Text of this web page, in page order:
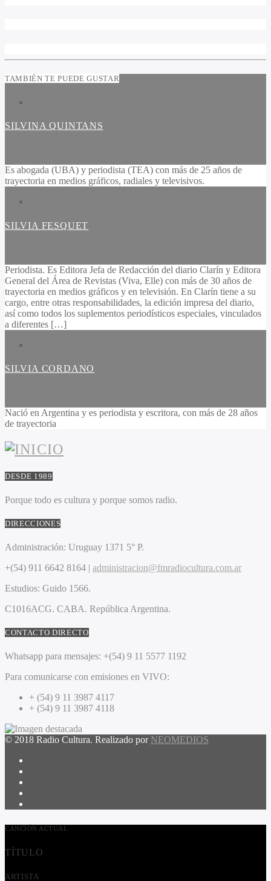
TAMBIÉN TE PUEDE GUSTAR
SILVINA QUINTANS
Es abogada (UBA) y periodista (TEA) con más de 25 años de
trayectoria en medios gráficos, radiales y televisivos.
SILVIA FESQUET
Periodista. Es Editora Jefa de Redacción del diario Clarín y Editora
General del Área de Revistas (Viva, Elle) con más de 30 años de
trayectoria en medios gráficos y en televisión. En Clarín tiene a su
cargo, entre otras responsabilidades, la edición impresa del diario,
así como todos los suplementos periodísticos especiales, vinculados
a diferentes […]
SILVIA CORDANO
Nació en Argentina y es periodista y escritora, con más de 28 años
de trayectoria
DESDE 1989
Porque todo es cultura y porque somos radio.
DIRECCIONES
Administración: Uruguay 1371 5° P.
+(54) 911 6642 8164 | administracion@fmradiocultura.com.ar
Estudios: Guido 1566.
C1016ACG. CABA. República Argentina.
CONTACTO DIRECTO
Whatsapp para mensajes: +(54) 9 11 5577 1192
Para comunicarse con emisiones en VIVO:
+ (54) 9 11 3987 4117
+ (54) 9 11 3987 4118
© 2018 Radio Cultura. Realizado por NEOMEDIOS
CANCIÓN ACTUAL
TÍTULO
ARTISTA